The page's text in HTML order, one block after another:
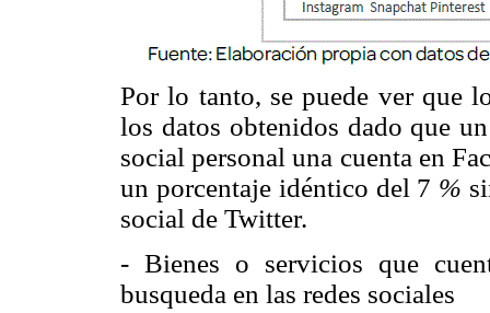
Por lo tanto, se puede ver que
los datos obtenidos dado que
social personal una cuenta en
un porcentaje idéntico del 7 %
social de Twitter.
- Bienes o servicios que
busqueda en las redes sociales